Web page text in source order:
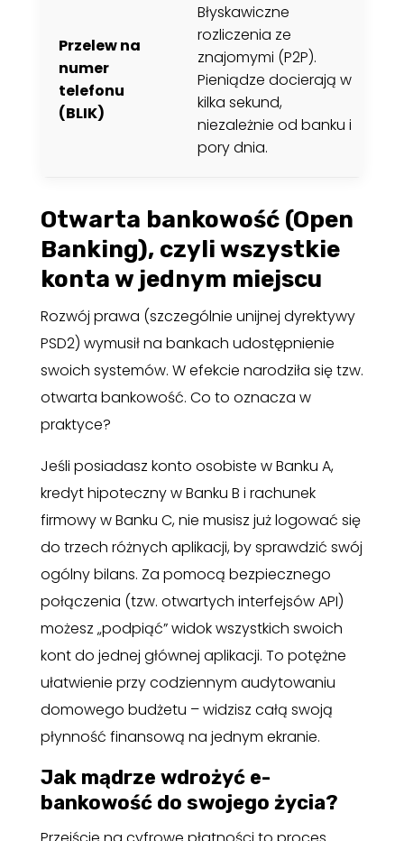
Przelew na
numer
telefonu
(BLIK)
Błyskawiczne
rozliczenia ze
znajomymi (P2P).
Pieniądze docierają w
kilka sekund,
niezależnie od banku i
pory dnia.
Otwarta bankowość (Open
Banking), czyli wszystkie
konta w jednym miejscu
Rozwój prawa (szczególnie unijnej dyrektywy
PSD2) wymusił na bankach udostępnienie
swoich systemów. W efekcie narodziła się tzw.
otwarta bankowość. Co to oznacza w
praktyce?
Jeśli posiadasz konto osobiste w Banku A,
kredyt hipoteczny w Banku B i rachunek
firmowy w Banku C, nie musisz już logować się
do trzech różnych aplikacji, by sprawdzić swój
ogólny bilans. Za pomocą bezpiecznego
połączenia (tzw. otwartych interfejsów API)
możesz „podpiąć” widok wszystkich swoich
kont do jednej głównej aplikacji. To potężne
ułatwienie przy codziennym audytowaniu
domowego budżetu – widzisz całą swoją
płynność finansową na jednym ekranie.
Jak mądrze wdrożyć e-
bankowość do swojego życia?